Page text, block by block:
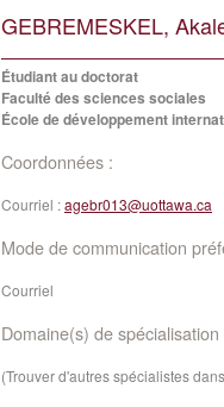
GEBREMESKEL,
Étudiant au doctorat
Faculté des sciences sociales
École de développement
Coordonnées :
Courriel :agebr013@uottawa.ca
Mode de communication
Courriel
Domaine(s) de spécialisation
(Trouver d'autres spécialistes